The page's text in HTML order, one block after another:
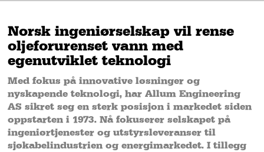
Norsk ingeniørselskap vil rense
oljeforurenset vann med
egenutviklet teknologi
Med fokus på innovative løsninger og
nyskapende teknologi, har Allum Engineering
AS sikret seg en sterk posisjon i markedet siden
oppstarten i 1973. Nå fokuserer selskapet på
ingeniørtjenester og utstyrsleveranser til
sjøkabelindustrien og energimarkedet. I tillegg